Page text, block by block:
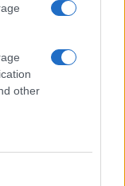
other
u hoe u het kunt